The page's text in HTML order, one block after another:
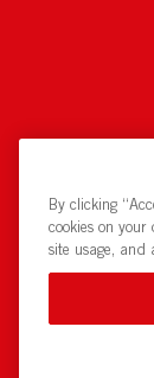
By clicking
cookies on
site usage, and